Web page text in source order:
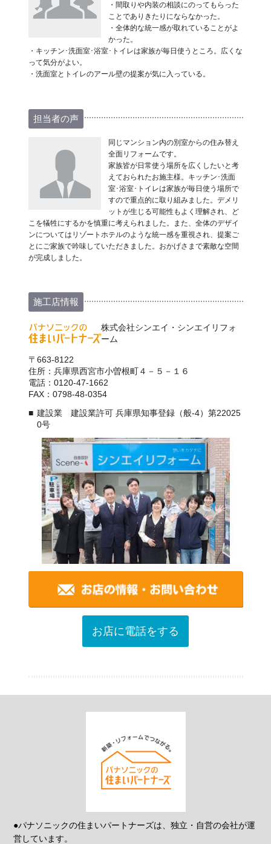
・間取りや内装の相談にのってもらった
ことでありきたりにならなかった。
・全体的な統一感が取れていることがよ
かった。
・キッチン･洗面室･浴室･トイレは家族が毎日使うところ。広くな
って気分がよい。
・洗面室とトイレのアール壁の提案が気に入っている。
担当者の声
同じマンション内の別室からの住み替え
全面リフォームです。
家族皆が日常使う場所を広くしたいと考
えておられたお施主様。キッチン･洗面
室･浴室･トイレは家族が毎日使う場所で
すので重点的に取り組みました。デメリ
ットが生じる可能性もよく理解され、ど
こを犠牲にするかを慎重に考えられました。また、全体のデザイ
ンについてはリゾートホテルのような統一感を重視され、提案ご
とにご家族で吟味していただきました。おかげさまで素敵な空間
が完成しました。
施工店情報
株式会社シンエイ・シンエイリフォ
ーム
〒663-8122
住所：兵庫県西宮市小曽根町４－５－１６
電話：0120-47-1662
FAX：0798-48-0354
建設業 建設業許可 兵庫県知事登録（般-4）第22025
0号
お店に電話をする
●パナソニックの住まいパートナーズは、独立・自営の会社が運
営しています。